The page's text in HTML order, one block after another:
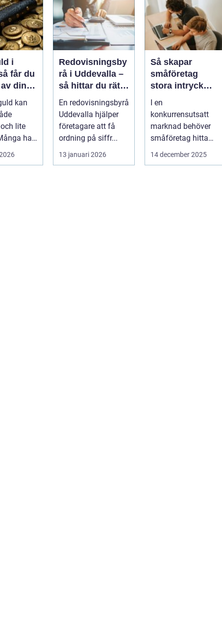
i
dina
kan
lite
har
Redovisningsby
rå i Uddevalla –
så hittar du rätt
stöd för
företagets
ekonomi
En redovisningsbyrå
Uddevalla hjälper
företagare att få
ordning på siffr...
13 januari 2026
Så skapar
småföretag
stora intryck
med kreativ
marknadsföring
I en
konkurrensutsatt
marknad behöver
småföretag hitta
sätt att sticka ut
14 december 2025